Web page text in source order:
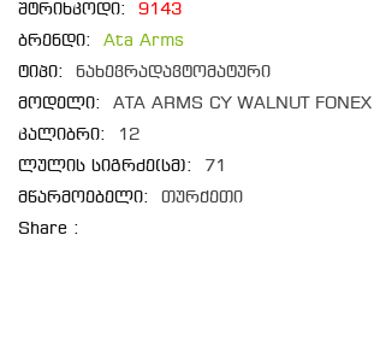
შტრიხკოდი:
9143
ბრენდი:
Ata Arms
ტიპი:
ნახევრადავტომატური
მოდელი:
ATA ARMS CY WALNUT FONEX
კალიბრი:
12
ლულის სიგრძე(სმ):
71
მწარმოებელი:
თურქეთი
Share :